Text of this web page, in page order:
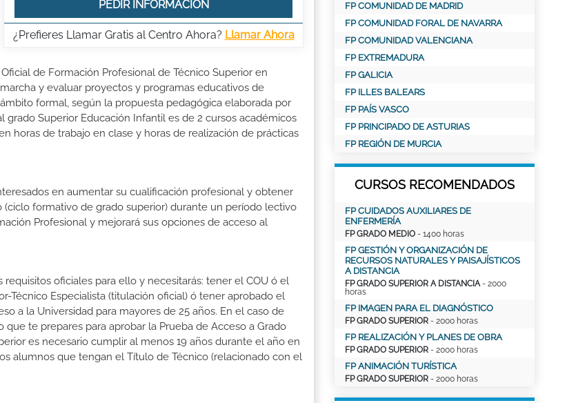
PEDIR INFORMACIÓN
¿Prefieres Llamar Gratis al Centro Ahora? Llamar Ahora
de Formación Profesional de Técnico Superior en
y evaluar proyectos y programas educativos de
formal, según la propuesta pedagógica elaborada por
Superior Educación Infantil es de 2 cursos académicos
horas de trabajo en clase y horas de realización de prácticas
en aumentar su cualificación profesional y obtener
formativo de grado superior) durante un período lectivo
Profesional y mejorará sus opciones de acceso al
oficiales para ello y necesitarás: tener el COU ó el
Técnico Especialista (titulación oficial) ó tener aprobado el
a la Universidad para mayores de 25 años. En el caso de
te prepares para aprobar la Prueba de Acceso a Grado
es necesario cumplir al menos 19 años durante el año en
alumnos que tengan el Título de Técnico (relacionado con el
FP COMUNIDAD DE MADRID
FP COMUNIDAD FORAL DE NAVARRA
FP COMUNIDAD VALENCIANA
FP EXTREMADURA
FP GALICIA
FP ILLES BALEARS
FP PAÍS VASCO
FP PRINCIPADO DE ASTURIAS
FP REGIÓN DE MURCIA
CURSOS RECOMENDADOS
FP CUIDADOS AUXILIARES DE
ENFERMERÍA
FP GRADO MEDIO - 1400 horas
FP GESTIÓN Y ORGANIZACIÓN DE
RECURSOS NATURALES Y PAISAJÍSTICOS
A DISTANCIA
FP GRADO SUPERIOR A DISTANCIA- 2000
horas
FP IMAGEN PARA EL DIAGNÓSTICO
FP GRADO SUPERIOR - 2000 horas
FP REALIZACIÓN Y PLANES DE OBRA
FP GRADO SUPERIOR - 2000 horas
FP ANIMACIÓN TURÍSTICA
FP GRADO SUPERIOR - 2000 horas